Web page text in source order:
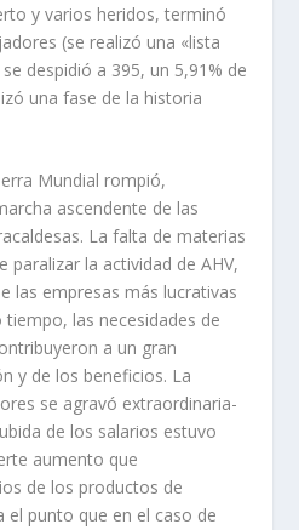
y varios heridos, terminó
(se realizó una «lista
despidió a 395, un 5,91% de
una fase de la histo­ria
Mundial rompió,
ascendente de las
La falta de materias
paralizar la actividad de AHV,
las empresas más lucrativas
tiempo, las necesida­des de
a un gran
y de los beneficios. La
se agravó extraordinaria­
de los salarios estuvo
aumento que
de los productos de
el punto que en el caso de